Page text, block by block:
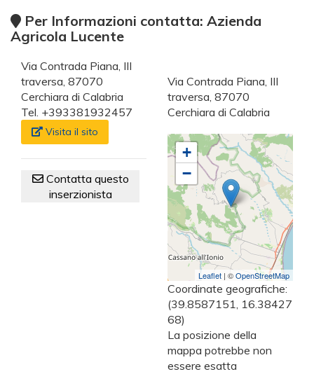
Per Informazioni contatta: Azienda
Agricola Lucente
Via Contrada Piana, III
traversa, 87070
Cerchiara di Calabria
Tel. +393381932457
Visita il sito
Contatta questo
inserzionista
Via Contrada Piana, III
traversa, 87070
Cerchiara di Calabria
+
−
Leaflet | ©OpenStreetMap
Coordinate geografiche:
(39.8587151, 16.38427
68)
La posizione della
mappa potrebbe non
essere esatta